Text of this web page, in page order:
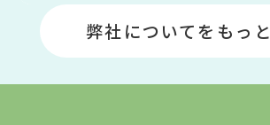
場や釣りスポットが多くあります。
駅」周辺には、ビブレ・イオンをは
い物施設も多くあり、買い物にも困
弊社についてをもっ